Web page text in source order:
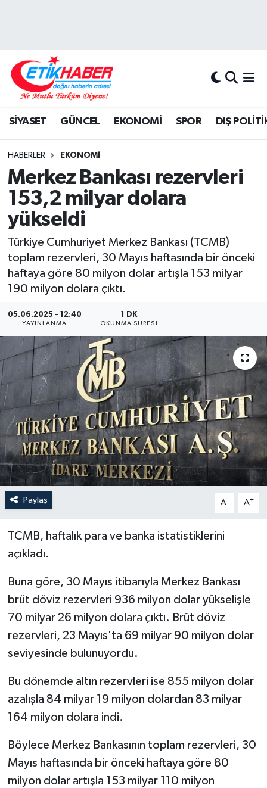
SİYASET GÜNCEL EKONOMİ SPOR DIŞ
HABERLER EKONOMİ
Merkez Bankası rezervleri
153,2 milyar dolara
yükseldi
Türkiye Cumhuriyet Merkez Bankası (TCMB)
toplam rezervleri, 30 Mayıs haftasında bir önceki
haftaya göre 80 milyon dolar artışla 153 milyar
190 milyon dolara çıktı.
05.06.2025 - 12:40
YAYINLANMA
1 DK
OKUNMA SÜRESI
Paylaş A- A+
TCMB, haftalık para ve banka istatistiklerini
açıkladı.
Buna göre, 30 Mayıs itibarıyla Merkez Bankası
brüt döviz rezervleri 936 milyon dolar yükselişle
70 milyar 26 milyon dolara çıktı. Brüt döviz
rezervleri, 23 Mayıs'ta 69 milyar 90 milyon dolar
seviyesinde bulunuyordu.
Bu dönemde altın rezervleri ise 855 milyon dolar
azalışla 84 milyar 19 milyon dolardan 83 milyar
164 milyon dolara indi.
Böylece Merkez Bankasının toplam rezervleri, 30
Mayıs haftasında bir önceki haftaya göre 80
milyon dolar artışla 153 milyar 110 milyon
DIŞ POLİTİKA
KÖŞE YAZILARI
KÜLTÜR-SANAT-MAGAZİN
MEDYA
ÖZEL HABER
RÖPORTAJLAR
SAĞLIK
SİYASET
GÜNCEL
SPOR
YAŞAM
Yerel
Hava Durumu
Tüm Manşetler
Son Dakika Haberleri
Haber Arşivi